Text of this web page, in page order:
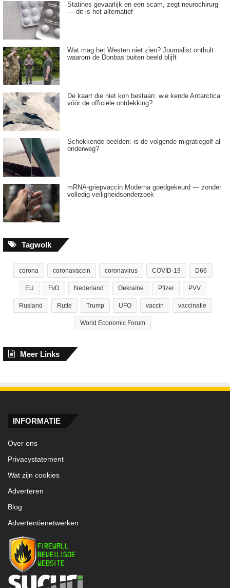
Statines gevaarlijk en een scam, zegt neurochirurg
— dit is het alternatief
Wat mag het Westen niet zien? Journalist onthult
waarom de Donbas buiten beeld blijft
De kaart die niet kon bestaan: wie kende Antarctica
vóór de officiële ontdekking?
Schokkende beelden: is de volgende migratiegolf al
onderweg?
mRNA-griepvaccin Moderna goedgekeurd — zonder
volledig veiligheidsonderzoek
Tagwolk
corona coronavaccin coronavirus COVID-19 D66
EU FvD Nederland Oekraïne Pfizer PVV
Rusland Rutte Trump UFO vaccin vaccinatie
World Economic Forum
Meer Links
INFORMATIE
Over ons
Privacystatement
Wat zijn cookies
Adverteren
Blog
Advertentienetwerken